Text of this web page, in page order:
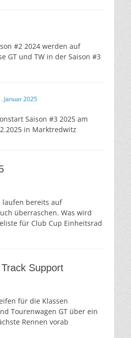
#2 2024 werden auf
GT und TW in der Saison #3
Januar 2025
Saison #3 2025 am
in Marktredwitz
laufen bereits auf
überraschen. Was wird
für Club Cup Einheitsrad
Support
für die Klassen
Tourenwagen GT über ein
Rennen vorab